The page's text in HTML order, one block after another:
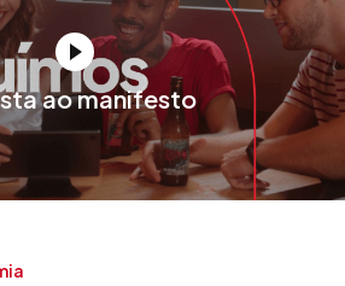
ao manifesto